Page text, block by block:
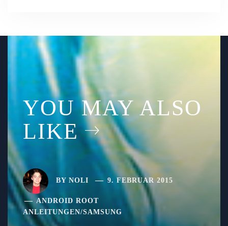
YOU MAY ALSO
LIKE
BY NOLI 9. FEBRUAR 2015
ANDROID ROOT
ANLEITUNGEN/SAMSUNG